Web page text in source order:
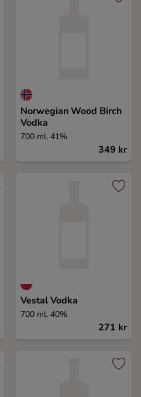
Norwegian Wood Birch
Vodka
700 ml, 41%
349 kr
Vestal Vodka
700 ml, 40%
271 kr